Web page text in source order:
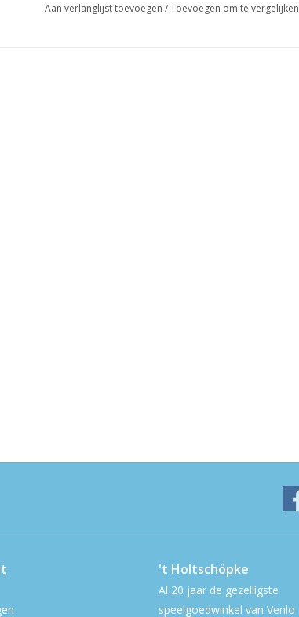
Aan verlanglijst toevoegen /Toevoegen om te vergelijken
't Holtschöpke
Al 20 jaar de gezelligste
speelgoedwinkel van Venlo